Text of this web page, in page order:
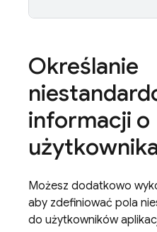
Określanie
informacji o
Możesz dodatkowo
aby zdefiniować pola
do użytkowników